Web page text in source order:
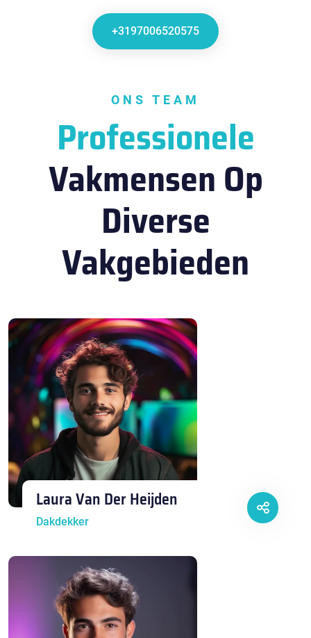
+3197006520575
ONS TEAM
Professionele
Vakmensen Op
Diverse
Vakgebieden
Laura Van Der Heijden
Dakdekker